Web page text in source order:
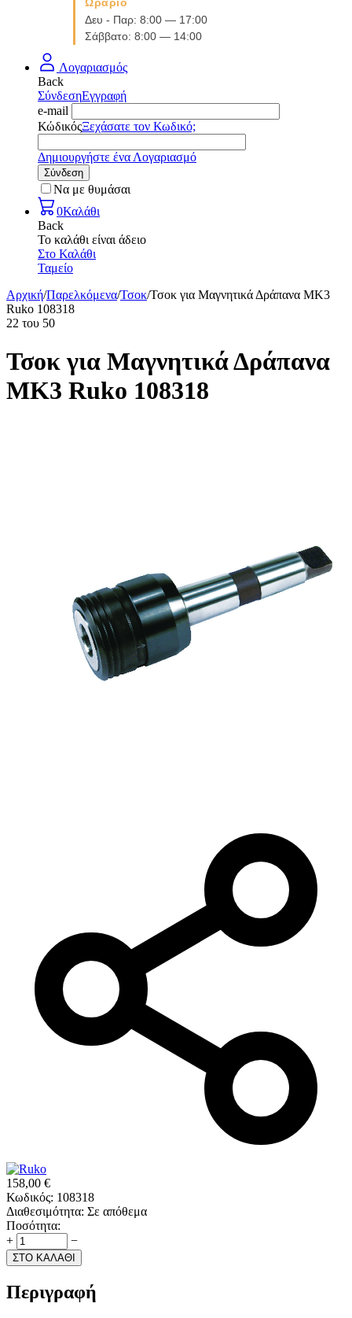
Δευ - Παρ: 8:00 — 17:00
Σάββατο: 8:00 — 14:00
Λογαριασμός
Back
ΣύνδεσηΕγγραφή
e-mail
ΚώδικόςΞεχάσατε τον Κωδικό;
Δημιουργήστε ένα Λογαριασμό
Σύνδεση
Να με θυμάσαι
0Καλάθι
Back
Το καλάθι είναι άδειο
Στο Καλάθι
Ταμείο
Αρχική/Παρελκόμενα/Τσοκ/Τσοκ για Μαγνητικά Δράπανα MK3
Ruko 108318
22 του 50
Τσοκ για Μαγνητικά Δράπανα
MK3 Ruko 108318
158,00 €
Κωδικός: 108318
Διαθεσιμότητα: Σε απόθεμα
Ποσότητα:
+
−
ΣΤΟ ΚΑΛΑΘΙ
Περιγραφή